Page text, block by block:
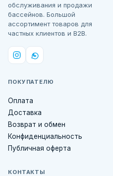
обслуживания и продажи
бассейнов. Большой
ассортимент товаров для
частных клиентов и B2B.
ПОКУПАТЕЛЮ
Оплата
Доставка
Возврат и обмен
Конфиденциальность
Публичная оферта
КОНТАКТЫ